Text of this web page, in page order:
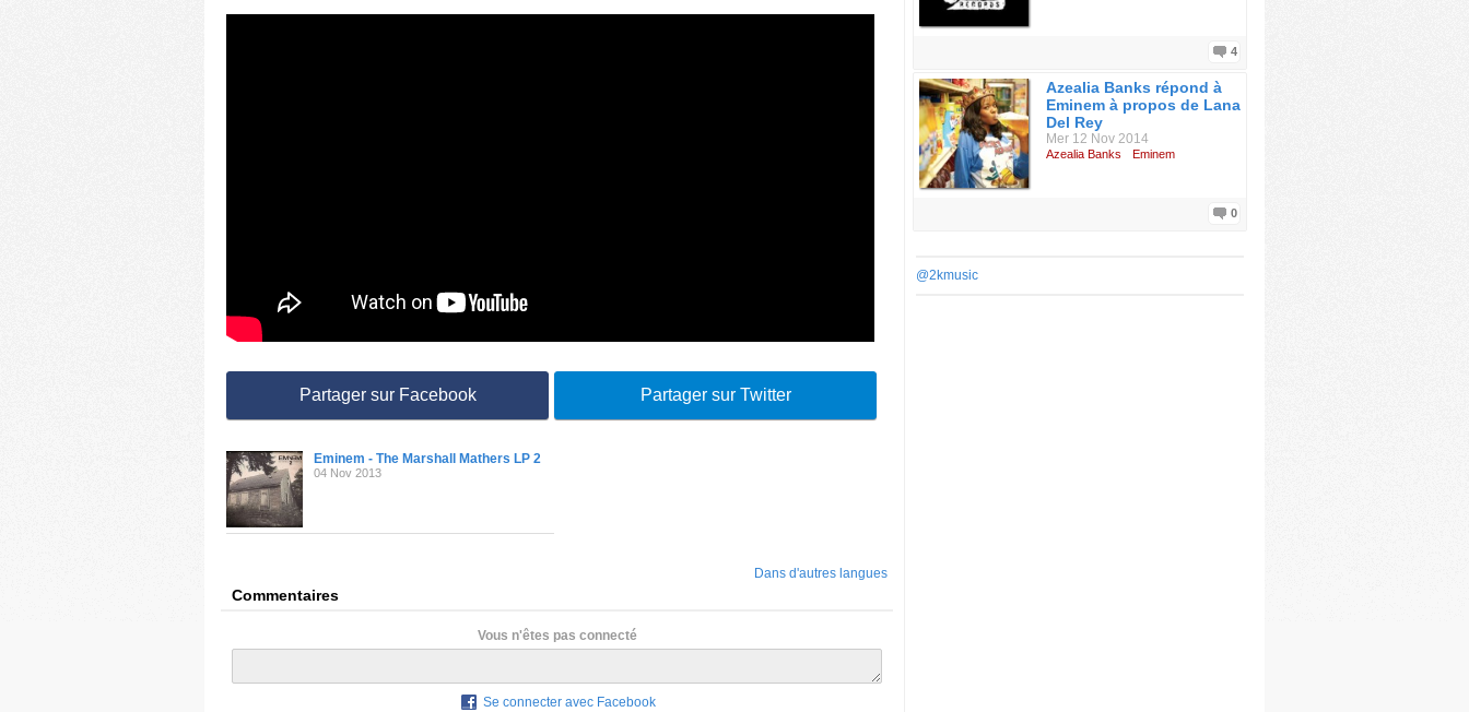
Partager sur Facebook Partager sur Twitter
Eminem - The Marshall Mathers LP 2
04 Nov 2013
Dans d'autres langues
Commentaires
Vous n'êtes pas connecté
Se connecter avec Facebook
4
Azealia Banks répond à
Eminem à propos de Lana
Del Rey
Mer 12 Nov 2014
Azealia Banks Eminem
0
@2kmusic